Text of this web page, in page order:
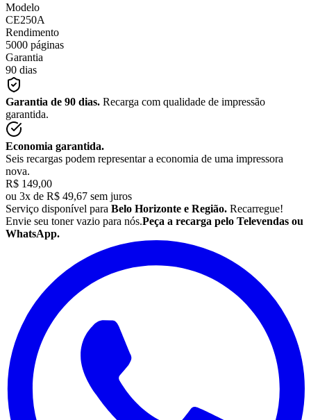
Modelo
CE250A
Rendimento
5000 páginas
Garantia
90 dias
Garantia de 90 dias. Recarga com qualidade de impressão
garantida.
Economia garantida.
Seis recargas podem representar a economia de uma impressora
nova.
R$ 149,00
ou 3x de R$ 49,67 sem juros
Serviço disponível para Belo Horizonte e Região. Recarregue!
Envie seu toner vazio para nós.Peça a recarga pelo Televendas ou
WhatsApp.